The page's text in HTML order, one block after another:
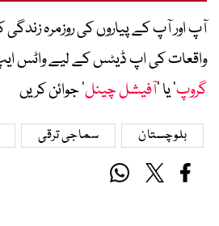
آپ اور آپ کے پیاروں کی روزمرہ زندگی
واقعات کی اپ ڈیٹس کے لیے واٹس ایپ
گروپ‘ یا ’آفیشل چینل‘ جوائن کریں
بلوچستان سماجی ترقی